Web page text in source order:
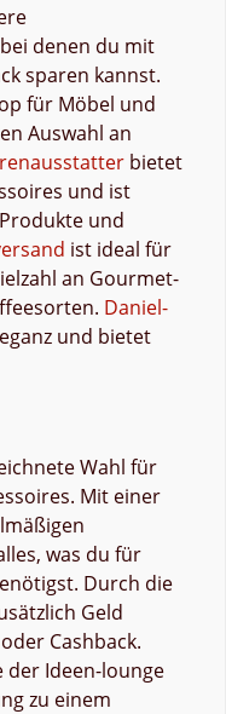
denen du mit
sparen kannst.
für Möbel und
Auswahl an
bietet
und ist
und
ist ideal für
an Gourmet-
Daniel-
und bietet
Wahl für
Mit einer
was du für
Durch die
Geld
Cashback.
der Ideen-lounge
zu einem